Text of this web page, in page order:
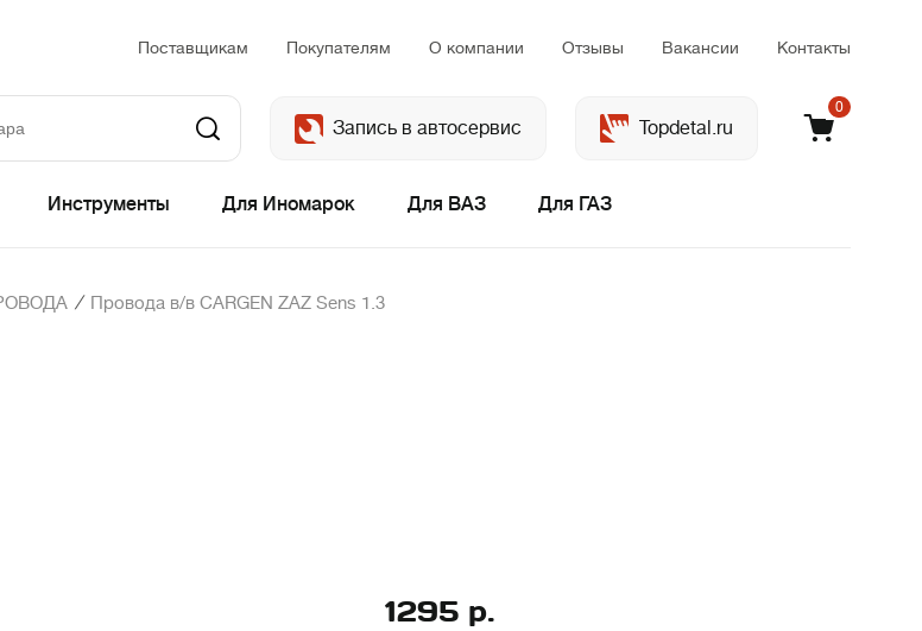
Поставщикам Покупателям О компании Отзывы Вакансии Контакты
Запись в автосервис Topdetal.ru
0
Инструменты Для Иномарок Для ВАЗ Для ГАЗ
/ Провода в/в CARGEN ZAZ Sens 1.3
1295 р.